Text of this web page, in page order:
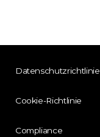
Datenschutzrichtlinie
Cookie-Richtlinie
Compliance